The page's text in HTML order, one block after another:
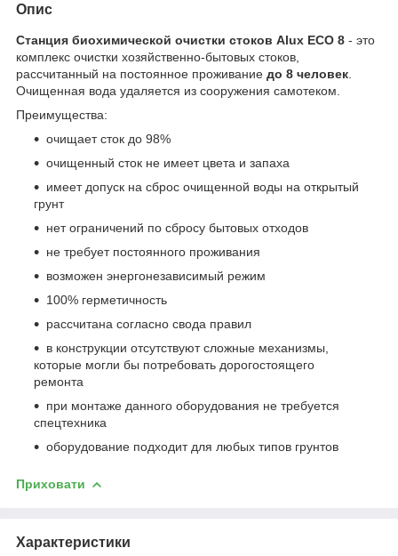
Опис
Станция биохимической очистки стоков Alux ECO 8 - это
комплекс очистки хозяйственно-бытовых стоков,
рассчитанный на постоянное проживание до 8 человек
Очищенная вода удаляется из сооружения самотеком.
Преимущества:
очищает сток до 98%
очищенный сток не имеет цвета и запаха
имеет допуск на сброс очищенной воды на открытый
грунт
нет ограничений по сбросу бытовых отходов
не требует постоянного проживания
возможен энергонезависимый режим
100% герметичность
рассчитана согласно свода правил
в конструкции отсутствуют сложные механизмы,
которые могли бы потребовать дорогостоящего
ремонта
при монтаже данного оборудования не требуется
спецтехника
оборудование подходит для любых типов грунтов
Приховати
Характеристики